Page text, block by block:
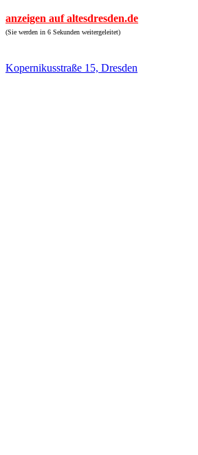
anzeigen auf altesdresden.de
(Sie werden in 6 Sekunden weitergeleitet)
Kopernikusstraße 15, Dresden